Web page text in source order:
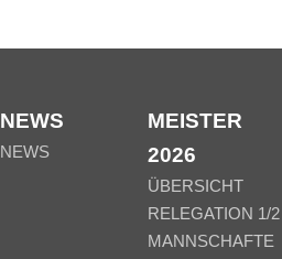
NEWS
NEWS
MEISTER
2026
ÜBERSICHT
RELEGATION 1/2
MANNSCHAFTE